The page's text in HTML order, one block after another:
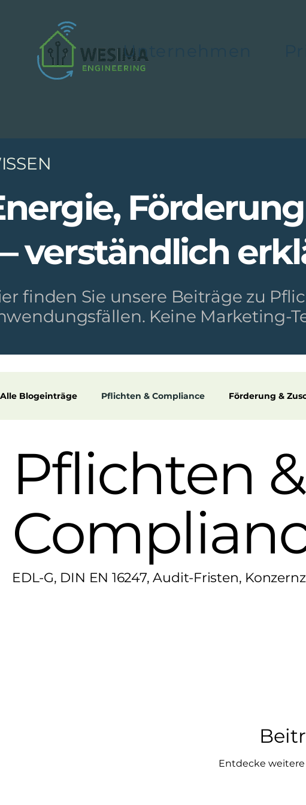
Unternehmen
verständlich
finden Sie unsere Beiträge zu
Keine Marketing-
Alle Blogeinträge Pflichten & Compliance Förderung &
Pflichten &
EDL-G, DIN EN 16247, Audit-Fristen,
Entdecke weitere